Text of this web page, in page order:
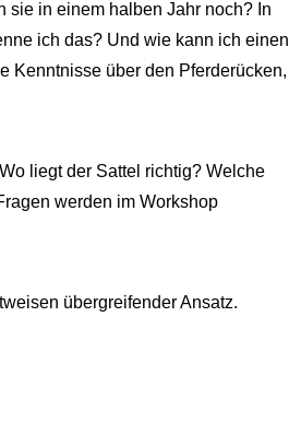
sie in einem halben Jahr noch? In
ich das? Und wie kann ich einen
Kenntnisse über den Pferderücken,
liegt der Sattel richtig? Welche
werden im Workshop
übergreifender Ansatz.